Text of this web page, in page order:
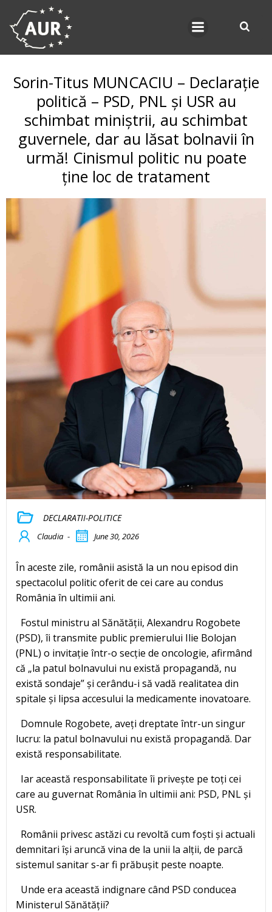
Sorin-Titus MUNCACIU – Declarație
politică – PSD, PNL și USR au
schimbat miniștrii, au schimbat
guvernele, dar au lăsat bolnavii în
urmă! Cinismul politic nu poate
ține loc de tratament
DECLARATII-POLITICE
Claudia - June 30, 2026
În aceste zile, românii asistă la un nou episod din
spectacolul politic oferit de cei care au condus
România în ultimii ani.
Fostul ministru al Sănătății, Alexandru Rogobete
(PSD), îi transmite public premierului Ilie Bolojan
(PNL) o invitație într-o secție de oncologie, afirmând
că „la patul bolnavului nu există propagandă, nu
există sondaje” și cerându-i să vadă realitatea din
spitale și lipsa accesului la medicamente inovatoare.
Domnule Rogobete, aveți dreptate într-un singur
lucru: la patul bolnavului nu există propagandă. Dar
există responsabilitate.
Iar această responsabilitate îi privește pe toți cei
care au guvernat România în ultimii ani: PSD, PNL și
USR.
Românii privesc astăzi cu revoltă cum foști și actuali
demnitari își aruncă vina de la unii la alții, de parcă
sistemul sanitar s-ar fi prăbușit peste noapte.
Unde era această indignare când PSD conducea
Ministerul Sănătății?